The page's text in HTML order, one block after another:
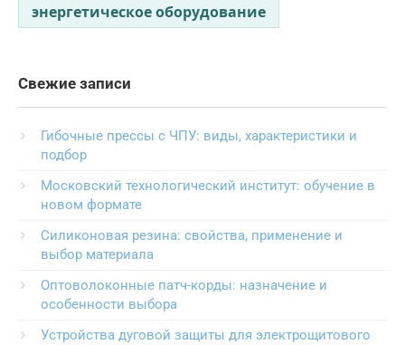
энергетическое оборудование
Свежие записи
Гибочные прессы с ЧПУ: виды, характеристики и
подбор
Московский технологический институт: обучение в
новом формате
Силиконовая резина: свойства, применение и
выбор материала
Оптоволоконные патч-корды: назначение и
особенности выбора
Устройства дуговой защиты для электрощитового